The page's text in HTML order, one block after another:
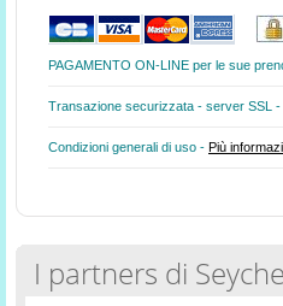
PAGAMENTO ON-LINE per le sue
Transazione securizzata - server SSL -
Condizioni generali di uso - Più
I partners di